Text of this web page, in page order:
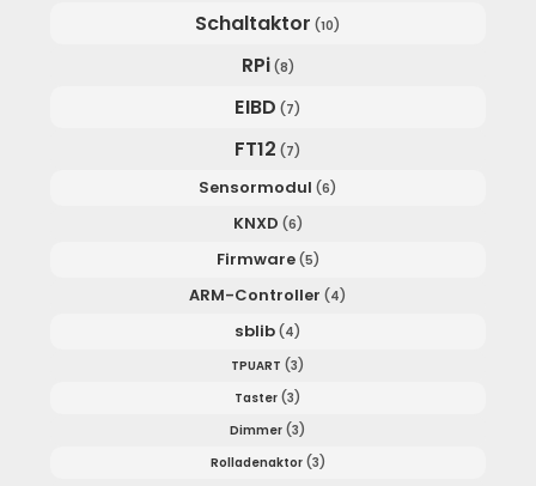
Schaltaktor (10)
RPi (8)
EIBD (7)
FT12 (7)
Sensormodul (6)
KNXD (6)
Firmware (5)
ARM-Controller (4)
sblib (4)
TPUART (3)
Taster (3)
Dimmer (3)
Rolladenaktor (3)